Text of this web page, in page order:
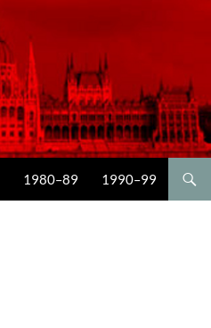
1980–89 1990–99